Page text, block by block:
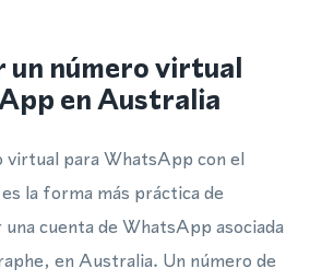
un número virtual
en Australia
para WhatsApp con el
la forma más práctica de
cuenta de WhatsApp asociada
en Australia. Un número de